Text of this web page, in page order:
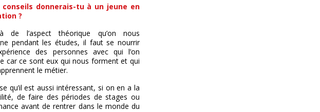
conseils donnerais-tu à un jeune en
?
de l’aspect théorique qu’on nous
pendant les études, il faut se nourrir
des personnes avec qui l’on
car ce sont eux qui nous forment et qui
le métier.
qu’il est aussi intéressant, si on en a la
de faire des périodes de stages ou
avant de rentrer dans le monde du